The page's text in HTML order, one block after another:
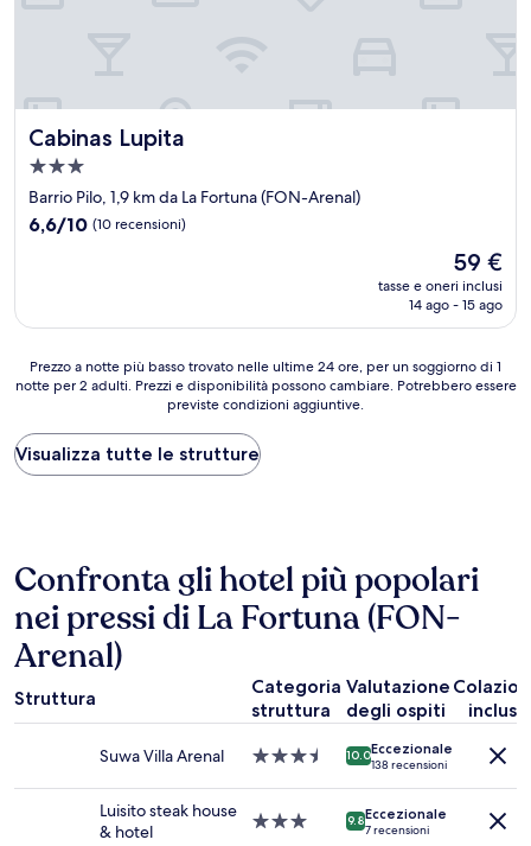
Cabinas Lupita
Cabinas Lupita
Struttura
a
3.0
Barrio Pilo, 1,9 km da La Fortuna (FON-Arenal)
6.6
6,6/10 (10 recensioni)
Il
prezzo
attuale
59 €
tasse e oneri inclusi
14 ago - 15 ago
Prezzo
a
più
basso
trovato
per
soggiorno
di
1
notte
per
2
e
disponibilità
Prezzo a notte più basso trovato nelle ultime 24 ore, per un soggiorno di 1
notte per 2 adulti. Prezzi e disponibilità possono cambiare. Potrebbero essere
previste condizioni aggiuntive.
Visualizza tutte le strutture
Confronta gli hotel più popolari
nei pressi di La Fortuna (FON-
Arenal)
Struttura
Categoria
struttura
Valutazione
degli ospiti
inclusa
Suwa Villa Arenal
Struttura
stelle
10.0Eccezionale
138 recensioni
Luisito steak house
& hotel
Struttura
9.8Eccezionale
7 recensioni